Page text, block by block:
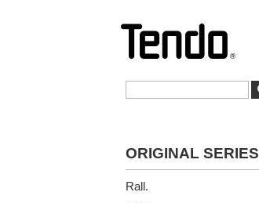
ORIGINAL SERIES
Rall.